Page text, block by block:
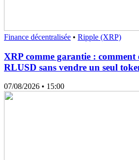
Finance décentralisée • Ripple (XRP)
XRP comme garantie :
RLUSD sans vendre un seul
07/08/2026 • 15:00